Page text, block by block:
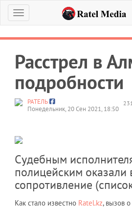
Меню
Расстрел в
подробности
РАТЕЛЬ
Понедельник, 20 Сен 2021, 18:50
Судебным
полицейским
сопротивление
Как стало известно Ratel.kz, вызов